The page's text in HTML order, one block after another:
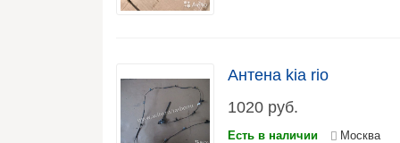
Антена kia rio
1020 руб.
Есть в наличии Москва